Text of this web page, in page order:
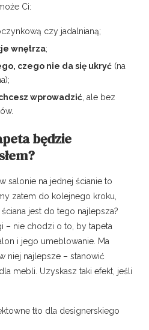
Ci:
czy jadalnianą;
wnętrza;
czego nie da się ukryć (na
wprowadzić , ale bez
będzie
salonie na jednej ścianie to
zatem do kolejnego kroku,
jest do tego najlepsza?
– nie chodzi o to, by tapeta
i jego umeblowanie. Ma
niej najlepsze – stanowić
mebli. Uzyskasz taki efekt, jeśli
tło dla designerskiego